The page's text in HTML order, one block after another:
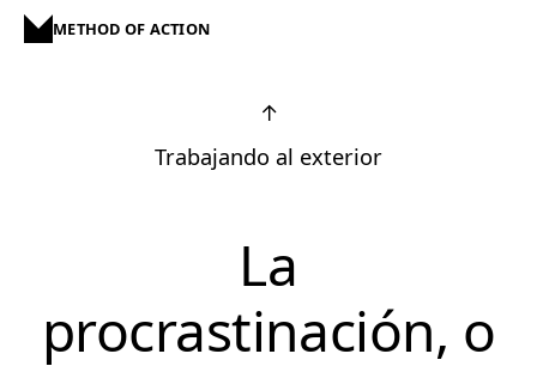
METHOD OF ACTION
↑
Trabajando al exterior
La
procrastinación, o